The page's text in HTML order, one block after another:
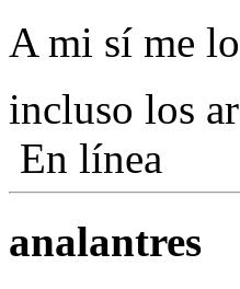
A mi sí me
incluso los
En línea
analantres